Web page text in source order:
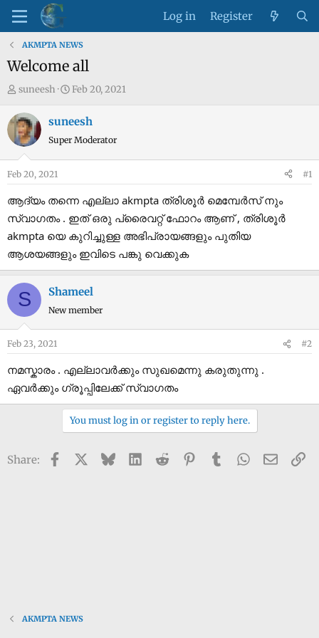
Log in Register
AKMPTA NEWS
Welcome all
T
r
e
s
t
a
e
suneesh
S
a
r
a
t
e
Feb 20, 2021
suneesh
Super Moderator
Feb 20, 2021 #1
ആദ്യം തന്നെ എല്ലാ akmpta ത്രിശൂർ മെമ്പേർസ് നും
സ്വാഗതം . ഇത് ഒരു പ്രൈവറ്റ് ഫോറം ആണ് , ത്രിശൂർ
akmpta യെ കുറിച്ചുള്ള അഭിപ്രായങ്ങളും പുതിയ
ആശയങ്ങളും ഇവിടെ പങ്കു വെക്കുക
S Shameel
New member
Feb 23, 2021 #2
നമസ്കാരം . എല്ലാവർക്കും സുഖമെന്നു കരുതുന്നു .
ഏവർക്കും ഗ്രൂപ്പിലേക്ക് സ്വാഗതം
You must log in or register to reply here.
Share: Facebook BlueskyLinkedIn
Reddit PinterestTumblrWhatsApp
Email
AKMPTA NEWS